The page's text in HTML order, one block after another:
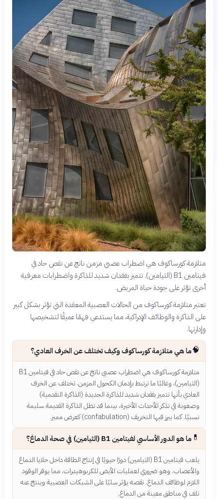
متلازمة كورساكوف هي اضطراب عصبي مزمن ناتج عن نقص حاد في
فيتامين B1 (الثيامين). تتميز بفقدان شديد للذاكرة واضطرابات معرفية
أخرى تؤثر على جودة حياة المريض.
تعتبر متلازمة كورساكوف من الحالات العصبية المعقدة التي تؤثر بشكل كبير
على الذاكرة والوظائف الإدراكية، مما يستدعي فهمًا عميقًا لتشخيصها
وإدارتها.
🧠ما هي متلازمة كورساكوف وكيف تختلف عن الخرف العادي؟
متلازمة كورساكوف هي اضطراب عصبي ناتج عن نقص حاد في فيتامين B1
(الثيامين)، وغالبًا ما ترتبط بإدمان الكحول المزمن. تختلف عن الخرف
العادي بأنها تتميز بفقدان شديد للذاكرة الجديدة (الذاكرة التقدمية)
وصعوبة في تذكر الأحداث الأخيرة، بينما قد تظل الذاكرة القديمة سليمة
نسبيًا. كما يبرز فيها التخريف (confabulation) كعرض مميز.
💊 ما هو الدور الأساسي لفيتامين B1 (الثيامين) في صحة الدماغ؟
يلعب فيتامين B1 (الثيامين) دورًا حيويًا في إنتاج الطاقة داخل خلايا الدماغ
والأعصاب. وهو ضروري لعمليات الأيض للكربوهيدرات، مما يوفر الوقود
اللازم لوظائف الدماغ. نقصه يؤثر سلبًا على الشبكات العصبية وينتج عنه
تلف في مناطق معينة من الدماغ.